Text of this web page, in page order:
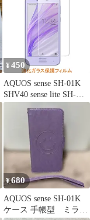
¥ 450
AQUOS sense SH-01K
SHV40 sense lite SH-
M05 sense basic 702SH
Android One S3 S3-SH
9H 0.3mm 強化ガラス
液晶保護フィルム 2.5D
K418
¥680
AQUOS sense SH-01K
ケース 手帳型 ミラ